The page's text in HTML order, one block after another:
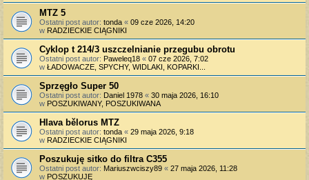
MTZ 5
Ostatni post autor: tonda « 09 cze 2026, 14:20
w RADZIECKIE CIĄGNIKI
Cyklop t 214/3 uszczelnianie przegubu obrotu
Ostatni post autor: Paweleq18 « 07 cze 2026, 7:02
w ŁADOWACZE, SPYCHY, WIDLAKI, KOPARKI...
Sprzęgło Super 50
Ostatni post autor: Daniel 1978 « 30 maja 2026, 16:10
w POSZUKIWANY, POSZUKIWANA
Hlava bělorus MTZ
Ostatni post autor: tonda « 29 maja 2026, 9:18
w RADZIECKIE CIĄGNIKI
Poszukuję sitko do filtra C355
Ostatni post autor: Mariuszwciszy89 « 27 maja 2026, 11:28
w POSZUKUJĘ